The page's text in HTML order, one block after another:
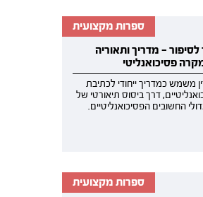
ספרות מקצועית
— מדריך ותאוריה
פסיכואנליטי
משמש כמדריך ייחודי לכתיבת
דרך ביסוס תיאורטי של
החשובים הפסיכואנליטיים.
ספרות מקצועית